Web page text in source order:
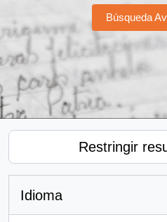
Búsqueda
Restringir
Idioma